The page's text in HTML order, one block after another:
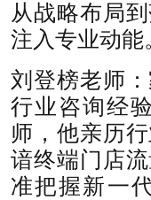
从战略布局
注入专业动能
刘登榜老师
行业咨询经
师，他亲历
谙终端门店
准把握新一